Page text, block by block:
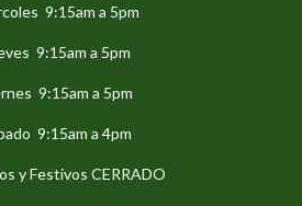
9:15am a 5pm
9:15am a 5pm
9:15am a 5pm
9:15am a 4pm
y Festivos CERRADO